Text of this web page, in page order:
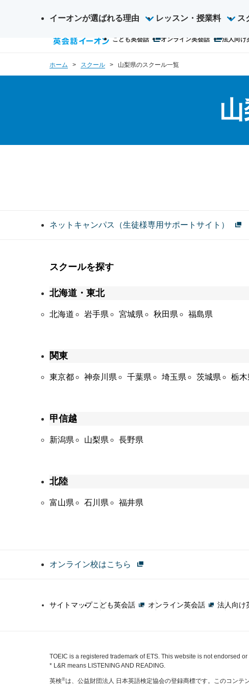
サ
ト
検
索
こども英会話 オンライン英会話 法人向け
イーオンが選ばれる理由 レッスン・授業料 ス
ホーム スクール 山梨県のスクール一覧
ネットキャンパス（生徒様専用サポートサイト）
スクールを探す
北海道・東北
北海道 岩手県 宮城県 秋田県 福島県
関東
東京都 神奈川県 千葉県 埼玉県 茨城県 栃木
甲信越
新潟県 山梨県 長野県
北陸
富山県 石川県 福井県
オンライン校はこちら
サイトマップこども英会話 オンライン英会話 法人向け
TOEIC is a registered trademark of ETS. This website is not endorsed
* L&R means LISTENING AND READING.
英検®は、公益財団法人 日本英語検定協会の登録商標です。このコンテ